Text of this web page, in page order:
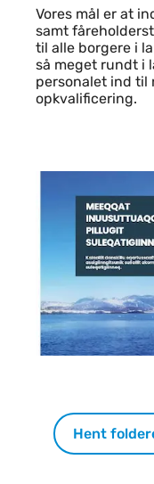
Vores mål er at
samt
til alle borgere i
så meget rundt i
personalet ind
opkvalificering.
Hent